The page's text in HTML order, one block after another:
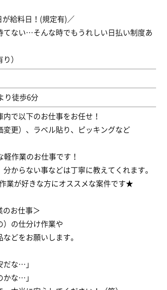
が給料日！(規定有)／
てない…そんな時でもうれしい日払い制度あ
）
り徒歩6分
で以下のお仕事をお任せ！
変更）、ラベル貼り、ピッキングなど
作業のお仕事です！
からない事などは丁寧に教えてくれます。
業が好きな方にオススメな案件です★
のお仕事＞
）の仕分け作業や
どをお願いします。
だな…」
かな…」